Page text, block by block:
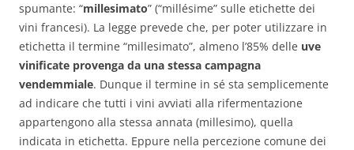
spumante: “millesimato” (“millésime” sulle etichette dei
vini francesi). La legge prevede che, per poter utilizzare in
etichetta il termine “millesimato”, almeno l’85% delle uve
vinificate provenga da una stessa campagna
vendemmiale. Dunque il termine in sé sta semplicemente
ad indicare che tutti i vini avviati alla rifermentazione
appartengono alla stessa annata (millesimo), quella
indicata in etichetta. Eppure nella percezione comune dei